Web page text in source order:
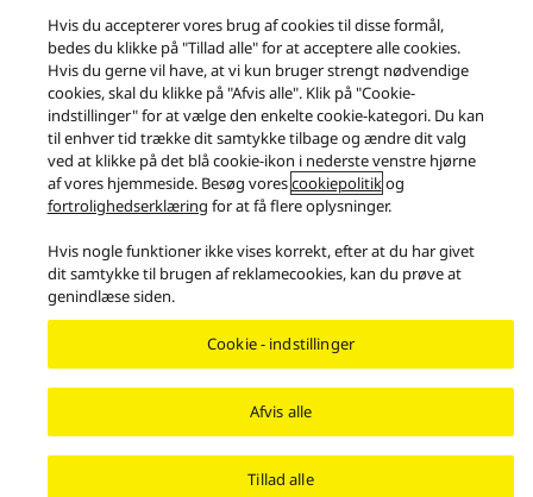
Vilkår for anvendelse
Databeskyttelse
Kontakt os
Cookiepolitik
Tilgængelighedserklæring
Rapporter hindringer
EU Data Act
Retlig garanti
Area/Country
Copyright © 2026 Panasonic All rights reserved.
Hvis du accepterer vores brug af cookies til disse formål,
bedes du klikke på "Tillad alle" for at acceptere alle cookies.
Hvis du gerne vil have, at vi kun bruger strengt nødvendige
cookies, skal du klikke på "Afvis alle". Klik på "Cookie-
indstillinger" for at vælge den enkelte cookie-kategori. Du kan
til enhver tid trække dit samtykke tilbage og ændre dit valg
ved at klikke på det blå cookie-ikon i nederste venstre hjørne
af vores hjemmeside. Besøg vorescookiepolitikog
fortrolighedserklæring for at få flere oplysninger.
Hvis nogle funktioner ikke vises korrekt, efter at du har givet
dit samtykke til brugen af reklamecookies, kan du prøve at
genindlæse siden.
Cookie - indstillinger
Afvis alle
Tillad alle